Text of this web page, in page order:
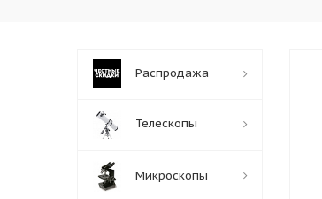
Распродажа
Телескопы
Микроскопы